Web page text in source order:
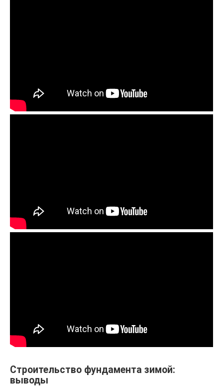
Строительство фундамента зимой:
выводы